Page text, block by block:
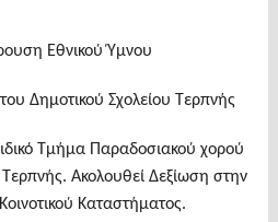
Εθνικού Ύμνου
Δημοτικού Σχολείου Τερπνής
Τμήμα Παραδοσιακού χορού
Τερπνής. Ακολουθεί Δεξίωση στην
Καταστήματος.